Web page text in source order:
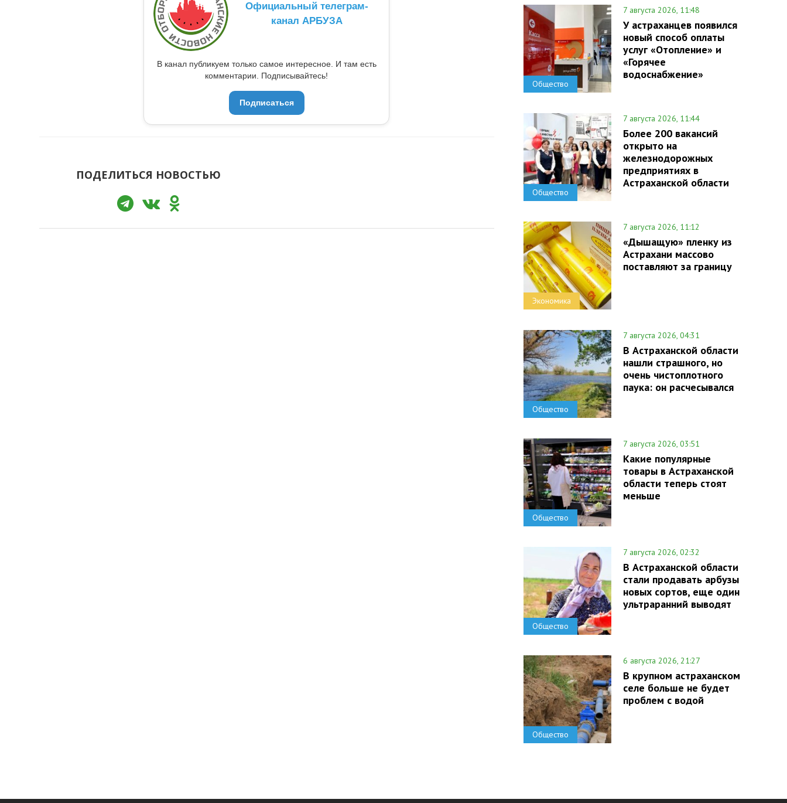
Официальный телеграм-
канал АРБУЗА
В канал публикуем только самое интересное. И там есть
комментарии. Подписывайтесь!
Подписаться
ПОДЕЛИТЬСЯ НОВОСТЬЮ
Общество
7 августа 2026, 11:48
У астраханцев появился
новый способ оплаты
услуг «Отопление» и
«Горячее
водоснабжение»
Общество
7 августа 2026, 11:44
Более 200 вакансий
открыто на
железнодорожных
предприятиях в
Астраханской области
Экономика
7 августа 2026, 11:12
«Дышащую» пленку из
Астрахани массово
поставляют за границу
Общество
7 августа 2026, 04:31
В Астраханской области
нашли страшного, но
очень чистоплотного
паука: он расчесывался
Общество
7 августа 2026, 03:51
Какие популярные
товары в Астраханской
области теперь стоят
меньше
Общество
7 августа 2026, 02:32
В Астраханской области
стали продавать арбузы
новых сортов, еще один
ультраранний выводят
Общество
6 августа 2026, 21:27
В крупном астраханском
селе больше не будет
проблем с водой